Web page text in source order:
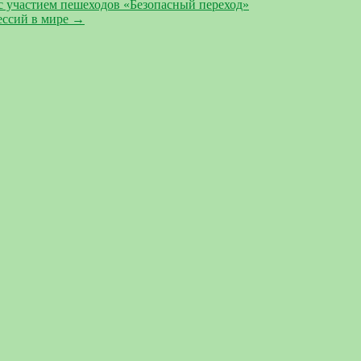
пешеходов «Безопасный переход»
в мире →